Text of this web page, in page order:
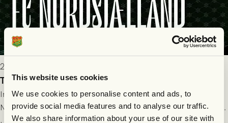
This website uses cookies
We use cookies to personalise content and ads, to
provide social media features and to analyse our traffic.
We also share information about your use of our site with
2026-07-22 19:00
Truppen till GAIS - FC Nordsjælland 23/7
Imorgon torsdag spelar GAIS herrar hemma mot FC
Nordsjælland på Gamla Ullevi med avspark kl 19.00! Fredrik
Holmberg och ledarstaben har tagit ut följande trupp till